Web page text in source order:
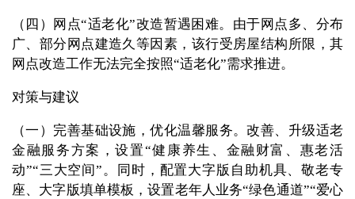
（四）网点“适老化”改造暂遇困难。由于网点多、分布
广、部分网点建造久等因素，该行受房屋结构所限，其
网点改造工作无法完全按照“适老化”需求推进。
对策与建议
（一）完善基础设施，优化温馨服务。改善、升级适老
金融服务方案，设置“健康养生、金融财富、惠老活
动”“三大空间”。同时，配置大字版自助机具、敬老专
座、大字版填单模板，设置老年人业务“绿色通道”“爱心